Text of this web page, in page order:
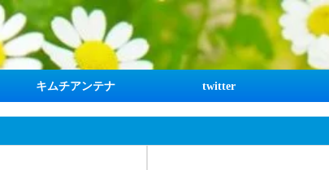
キムチアンテナ twitter